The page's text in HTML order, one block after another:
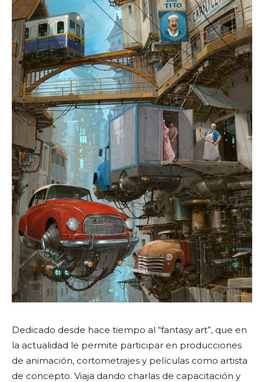
Dedicado desde hace tiempo al “fantasy art”, que en
la actualidad le permite participar en producciones
de animación, cortometrajes y películas como artista
de concepto. Viaja dando charlas de capacitación y